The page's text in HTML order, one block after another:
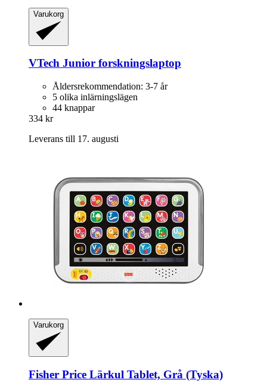
Varukorg
VTech Junior forskningslaptop
Åldersrekommendation: 3-7 år
5 olika inlärningslägen
44 knappar
334 kr
Leverans till 17. augusti
Varukorg
Fisher Price Lärkul Tablet, Grå (Tyska)